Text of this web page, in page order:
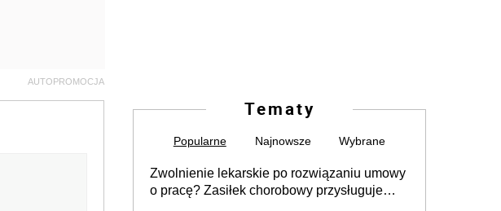
AUTOPROMOCJA
Tematy
Popularne Najnowsze Wybrane
Zwolnienie lekarskie po rozwiązaniu umowy
o pracę? Zasiłek chorobowy przysługuje